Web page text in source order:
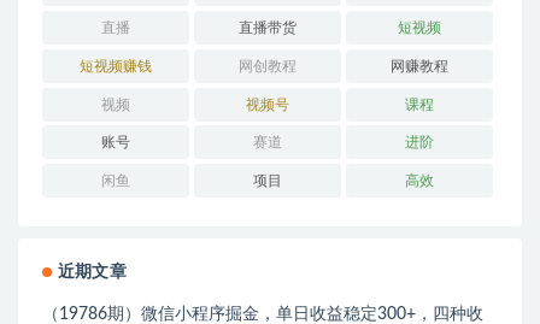
直播 直播带货 短视频
短视频赚钱 网创教程 网赚教程
视频 视频号 课程
账号 赛道 进阶
闲鱼 项目 高效
近期文章
（19786期）微信小程序掘金，单日收益稳定300+，四种收